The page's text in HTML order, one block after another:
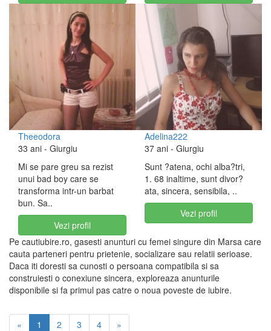
Theeodora
33 ani - Giurgiu
Mi se pare greu sa rezist
unui bad boy care se
transforma intr-un barbat
bun. Sa..
Vezi profil
Adelina222
37 ani - Giurgiu
Sunt ?atena, ochi alba?tri,
1. 68 inaltime, sunt divor?
ata, sincera, sensibila, ..
Vezi profil
Pe cautiubire.ro, gasesti anunturi cu femei singure din Marsa care
cauta parteneri pentru prietenie, socializare sau relatii serioase.
Daca iti doresti sa cunosti o persoana compatibila si sa
construiesti o conexiune sincera, exploreaza anunturile
disponibile si fa primul pas catre o noua poveste de iubire.
« 1 2 3 4 »